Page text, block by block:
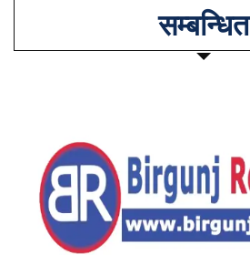
सम्बन्धित